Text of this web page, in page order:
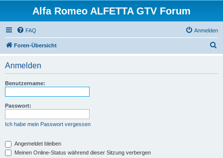
Alfa Romeo ALFETTA GTV Forum
FAQ Anmelden
Foren-Übersicht
Anmelden
Benutzername:
Passwort:
Ich habe mein Passwort vergessen
Angemeldet bleiben
Meinen Online-Status während dieser Sitzung verbergen